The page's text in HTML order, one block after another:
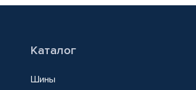
Каталог
Шины